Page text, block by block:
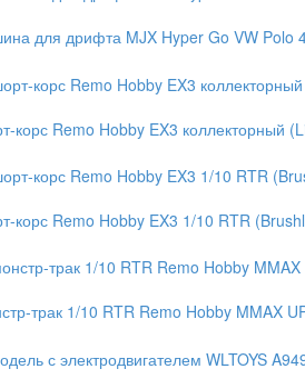
для дрифта MJX Hyper Go VW Polo
корс Remo Hobby EX3 коллекторный
Remo Hobby EX3 1/10 RTR
трак 1/10 RTR Remo Hobby MMAX